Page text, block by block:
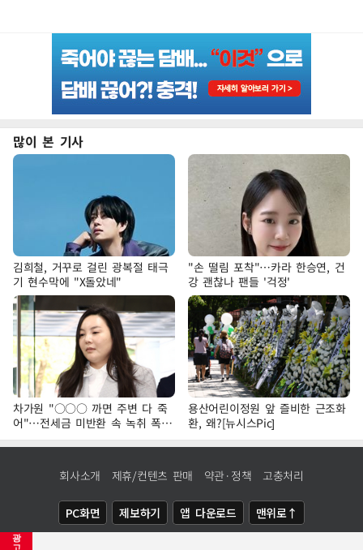
광
고
많이 본 기사
김희철, 거꾸로 걸린 광복절 태극
기 현수막에 "X돌았네"
"손 떨림 포착"…카라 한승연, 건
강 괜찮나 팬들 '걱정'
차가원 "○○○ 까면 주변 다 죽
어"…전세금 미반환 속 녹취 폭로
파장
용산어린이정원 앞 즐비한 근조화
환, 왜?[뉴시스Pic]
회사소개 제휴/컨텐츠 판매 약관·정책 고충처리
PC화면 제보하기 앱 다운로드 맨위로↑